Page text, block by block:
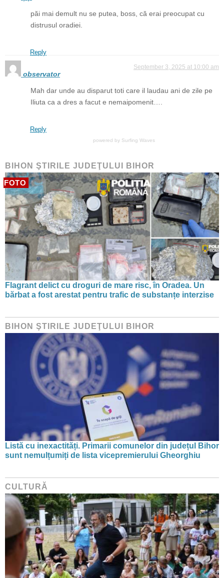
păi mai demult nu se putea, boss, că erai preocupat cu
distrusul oradiei.
Reply
observator
September 3, 2025 at 10:00 am
Mah dar unde au disparut toti care il laudau ani de zile pe
Iliuta ca a dres a facut e nemaipomenit….
Reply
powered by Surfing Waves
BIHON ŞTIRILE JUDEŢULUI BIHOR
FOTO
Flagrant delict cu droguri de mare risc, în Oradea. Un
bărbat a fost arestat pentru trafic de substanțe interzise
BIHON ŞTIRILE JUDEŢULUI BIHOR
Listă cu inexactități. Primarii comunelor din județul Bihor
sunt nemulțumiți de lista vicepremierului Gheorghiu
CULTURĂ